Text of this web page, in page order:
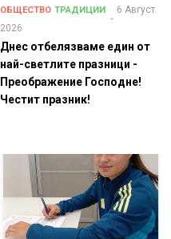
ОБЩЕСТВО ТРАДИЦИИ
6 Август
2026
Днес отбелязваме един от
най-светлите празници -
Преображение Господне!
Честит празник!